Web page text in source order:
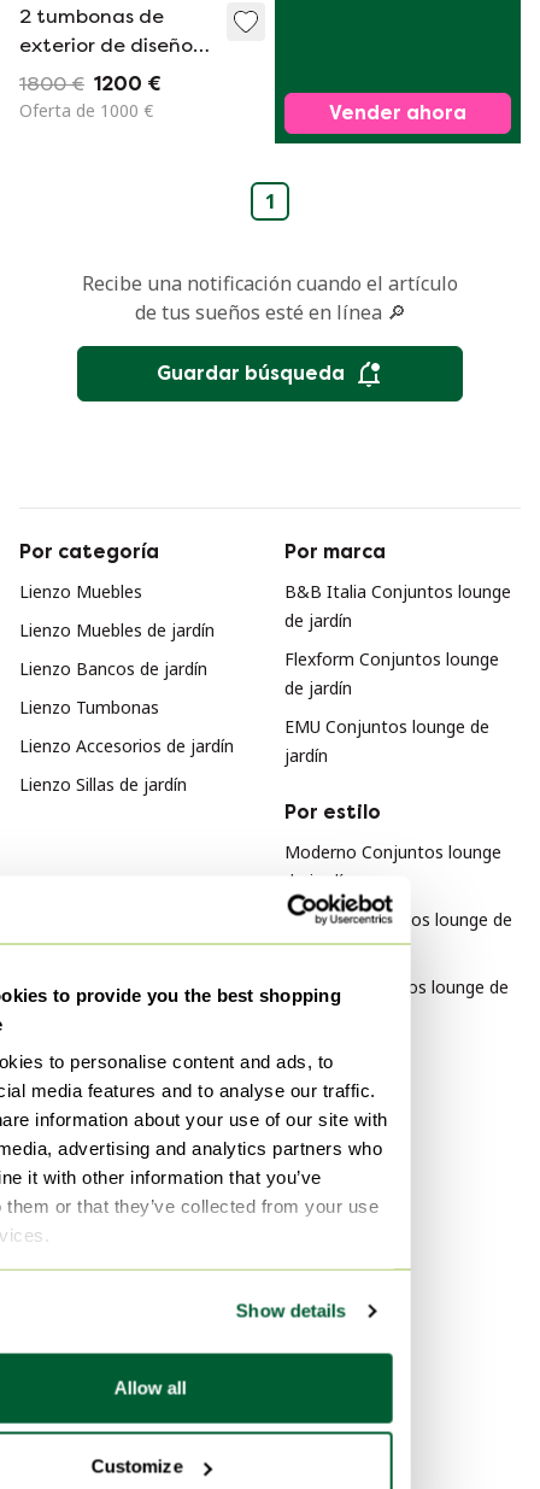
to provide you the best shopping
to personalise content and ads, to
media features and to analyse our traffic.
information about your use of our site with
advertising and analytics partners who
it with other information that you’ve
them or that they’ve collected from your use
Show details
Allow all
Customize
2 tumbonas de
exterior de diseño
de Fabiaan Van
Severen
1800 € 1200 €
Oferta de 1000 €
Vender ahora
1
Recibe una notificación cuando el artículo
de tus sueños esté en línea 🔎
Guardar búsqueda
Por categoría
Lienzo Muebles
Lienzo Muebles de jardín
Lienzo Bancos de jardín
Lienzo Tumbonas
Lienzo Accesorios de jardín
Lienzo Sillas de jardín
Por marca
B&B Italia Conjuntos lounge
de jardín
Flexform Conjuntos lounge
de jardín
EMU Conjuntos lounge de
jardín
Por estilo
Moderno Conjuntos lounge
de jardín
Vintage Conjuntos lounge de
jardín
Diseño Conjuntos lounge de
Por material
Cuero Conjuntos lounge de
jardín
Biopolímero y otros
materiales sostenibles
Conjuntos lounge de jardín
Hierro Conjuntos lounge de
Por color
Beige Conjuntos lounge de
jardín
Verde Conjuntos lounge de